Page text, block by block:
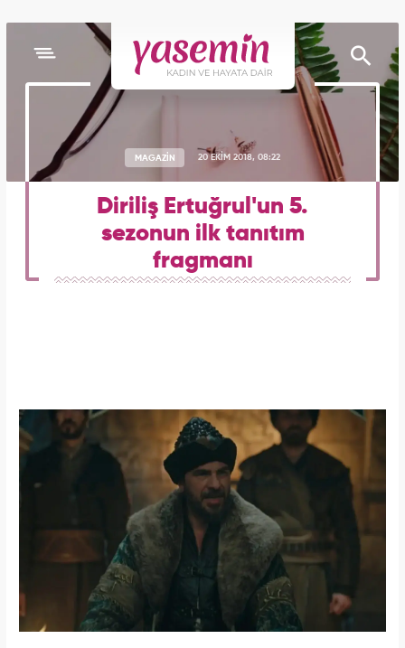
MAGAZİN 20 EKİM 2018, 08:22
Diriliş Ertuğrul'un 5.
sezonun ilk tanıtım
fragmanı